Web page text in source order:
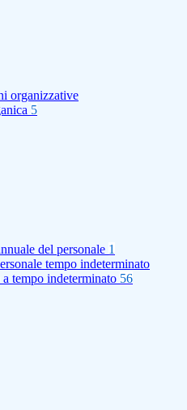
organizzative
5
del personale 1
tempo indeterminato
a tempo indeterminato 56